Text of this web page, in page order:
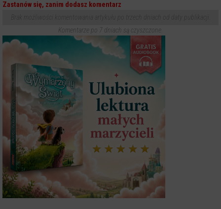
Zastanów się, zanim dodasz komentarz
Komentarze po 7 dniach są czyszczone.